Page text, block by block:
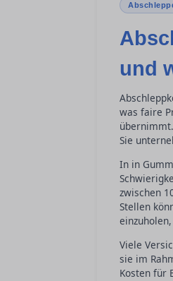
und
was faire
Sie
In in
zwischen
Stellen
Viele
sie im
Kosten für